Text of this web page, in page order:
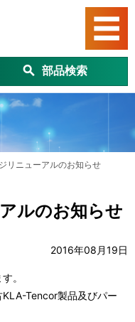
部品検索
リニューアルのお知らせ
ルのお知らせ
2016年08月19日
。
Tencor製品及びパー